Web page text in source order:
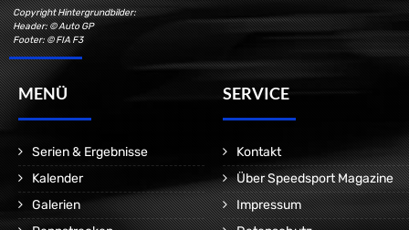
Copyright Hintergrundbilder:
Header: © Auto GP
Footer: © FIA F3
MENÜ
Serien & Ergebnisse
Kalender
Galerien
SERVICE
Kontakt
Über Speedsport Magazine
Impressum